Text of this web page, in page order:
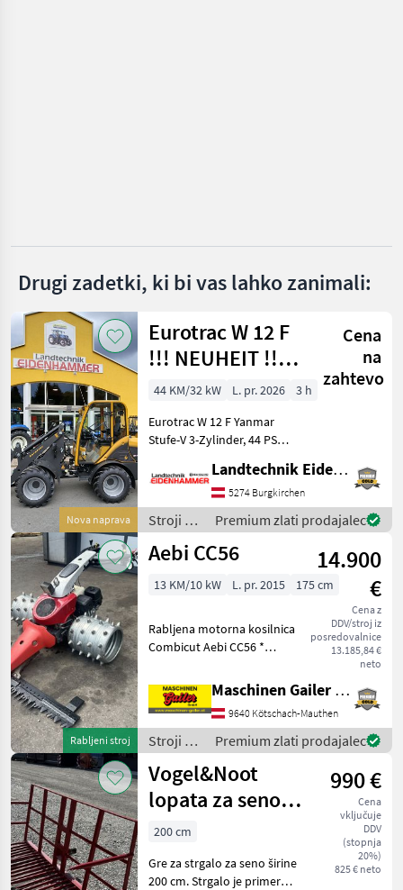
Drugi zadetki, ki bi vas lahko zanimali:
Nova naprava
Eurotrac W 12 F
!!! NEUHEIT !!!
Prompt
Cena
na
zahtevo
44 KM/32 kW L. pr. 2026
3 h
Eurotrac W 12 F Yanmar
Stufe-V 3-Zylinder, 44 PS
Eigengewicht 2620 kg
Hubhöhe 290 cm Bauhöhe
233 cm Radladerbreite 150
cm Joystick-Steue
Landtechnik Eidenhammer GmbH
5274 Burgkirchen
Stroji z
motorji /
Eurotrac
Premium zlati prodajalec
Rabljeni stroj
Aebi CC56
14.900
€
Cena z
DDV/stroj iz
posredovalnice
13.185,84 €
neto
13 KM/10 kW L. pr. 2015 175 cm
Rabljena motorna kosilnica
Combicut Aebi CC56 *
na bencin, 1 valj * Vsako
kolo ima ločen hidrostatični
pogon * Z izklopom koles
in parkirno
Maschinen Gailer GmbH
9640 Kötschach-Mauthen
Stroji z
motorji /
Aebi
Premium zlati prodajalec
Vogel&Noot
lopata za seno
200 cm
990 €
Cena
vključuje
DDV
(stopnja
20%)
825 € neto
200 cm
Gre za strgalo za seno širine
200 cm. Strgalo je primerno